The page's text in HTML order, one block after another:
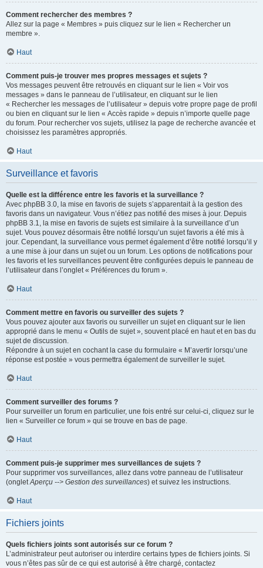
Comment rechercher des membres ?
Allez sur la page « Membres » puis cliquez sur le lien « Rechercher un
membre ».
Haut
Comment puis-je trouver mes propres messages et sujets ?
Vos messages peuvent être retrouvés en cliquant sur le lien « Voir vos
messages » dans le panneau de l’utilisateur, en cliquant sur le lien
« Rechercher les messages de l’utilisateur » depuis votre propre page de profil
ou bien en cliquant sur le lien « Accès rapide » depuis n’importe quelle page
du forum. Pour rechercher vos sujets, utilisez la page de recherche avancée et
choisissez les paramètres appropriés.
Haut
Surveillance et favoris
Quelle est la différence entre les favoris et la surveillance ?
Avec phpBB 3.0, la mise en favoris de sujets s’apparentait à la gestion des
favoris dans un navigateur. Vous n’étiez pas notifié des mises à jour. Depuis
phpBB 3.1, la mise en favoris de sujets est similaire à la surveillance d’un
sujet. Vous pouvez désormais être notifié lorsqu’un sujet favoris a été mis à
jour. Cependant, la surveillance vous permet également d’être notifié lorsqu’il y
a une mise à jour dans un sujet ou un forum. Les options de notifications pour
les favoris et les surveillances peuvent être configurées depuis le panneau de
l’utilisateur dans l’onglet « Préférences du forum ».
Haut
Comment mettre en favoris ou surveiller des sujets ?
Vous pouvez ajouter aux favoris ou surveiller un sujet en cliquant sur le lien
approprié dans le menu « Outils de sujet », souvent placé en haut et en bas du
sujet de discussion.
Répondre à un sujet en cochant la case du formulaire « M’avertir lorsqu’une
réponse est postée » vous permettra également de surveiller le sujet.
Haut
Comment surveiller des forums ?
Pour surveiller un forum en particulier, une fois entré sur celui-ci, cliquez sur le
lien « Surveiller ce forum » qui se trouve en bas de page.
Haut
Comment puis-je supprimer mes surveillances de sujets ?
Pour supprimer vos surveillances, allez dans votre panneau de l’utilisateur
(ongletAperçu --> Gestion des surveillances) et suivez les instructions.
Haut
Fichiers joints
Quels fichiers joints sont autorisés sur ce forum ?
L’administrateur peut autoriser ou interdire certains types de fichiers joints. Si
vous n’êtes pas sûr de ce qui est autorisé à être chargé, contactez